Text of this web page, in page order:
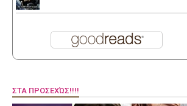
ΣΤΑ ΠΡΟΣΕΧΏΣ!!!!